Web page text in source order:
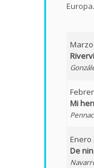
Europa.
Marzo
Mi
Enero
De